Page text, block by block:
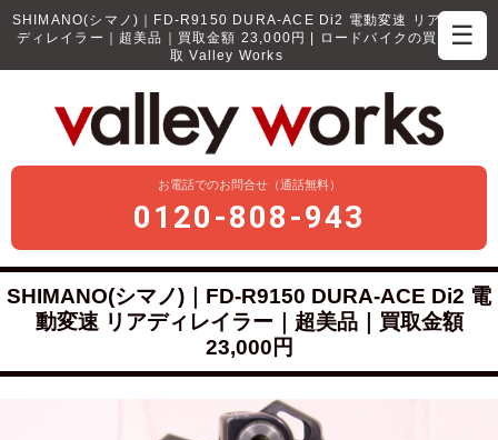
☰
SHIMANO(シマノ)｜FD-R9150 DURA-ACE Di2 電動変速 リア
ディレイラー｜超美品｜買取金額 23,000円 | ロードバイクの買
取 Valley Works
お電話でのお問合せ（通話無料）
0120-808-943
SHIMANO(シマノ)｜FD-R9150 DURA-ACE Di2 電
動変速 リアディレイラー｜超美品｜買取金額
23,000円